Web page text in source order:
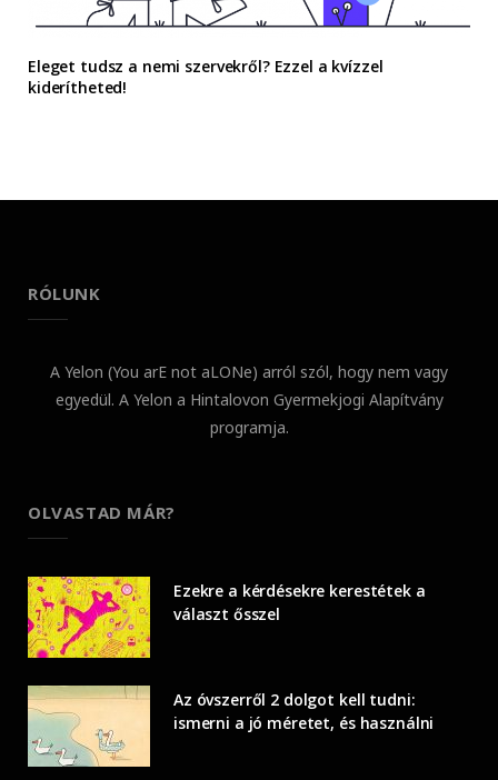
Eleget tudsz a nemi szervekről? Ezzel a kvízzel
kiderítheted!
RÓLUNK
A Yelon (You arE not aLONe) arról szól, hogy nem vagy
egyedül. A Yelon a Hintalovon Gyermekjogi Alapítvány
programja.
OLVASTAD MÁR?
Ezekre a kérdésekre kerestétek a
választ ősszel
Az óvszerről 2 dolgot kell tudni:
ismerni a jó méretet, és használni